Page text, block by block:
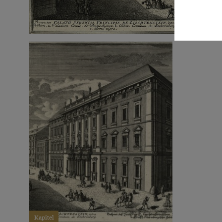
Kapitel